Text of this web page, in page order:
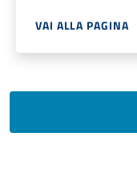
VAI ALLA PAGINA